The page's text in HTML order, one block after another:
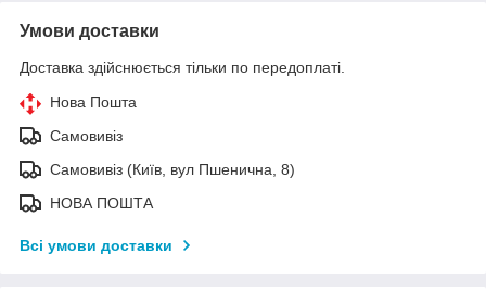
Умови доставки
Доставка здійснюється тільки по передоплаті.
Нова Пошта
Самовивіз
Самовивіз (Київ, вул Пшенична, 8)
НОВА ПОШТА
Всі умови доставки